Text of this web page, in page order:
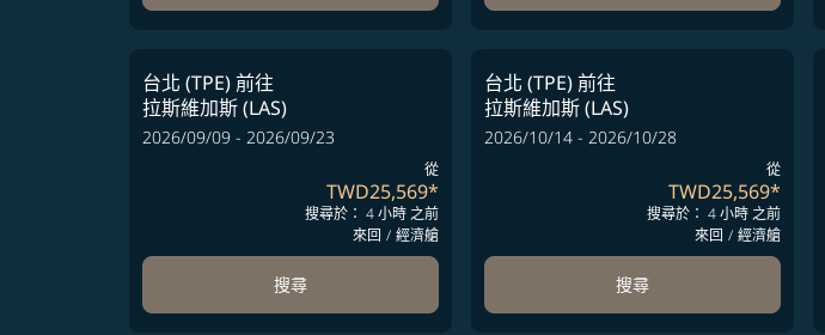
台北 (TPE)前往
拉斯維加斯 (LAS)
2026/09/09 - 2026/09/23
從
TWD25,569*
搜尋於： 4 小時 之前
來回 / 經濟艙
搜尋
台北 (TPE)前往
拉斯維加斯 (LAS)
2026/10/14 - 2026/10/28
從
TWD25,569*
搜尋於： 4 小時 之前
來回 / 經濟艙
搜尋